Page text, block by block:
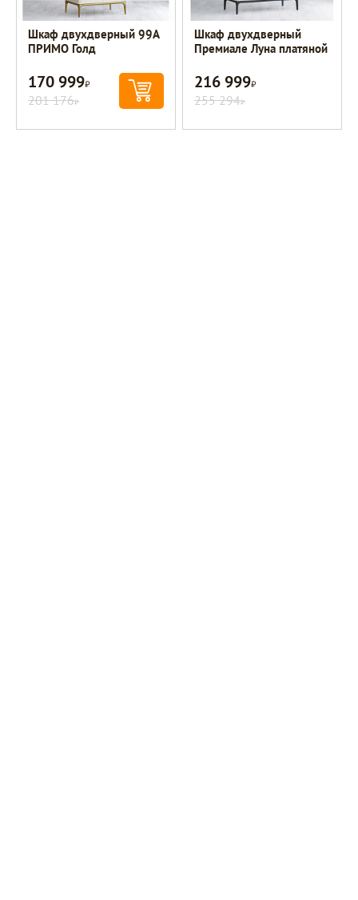
Шкаф двухдверный 99A
ПРИМО Голд
170 999Р
201 176Р
Шкаф двухдверный
Премиале Луна платяной
216 999Р
255 294Р